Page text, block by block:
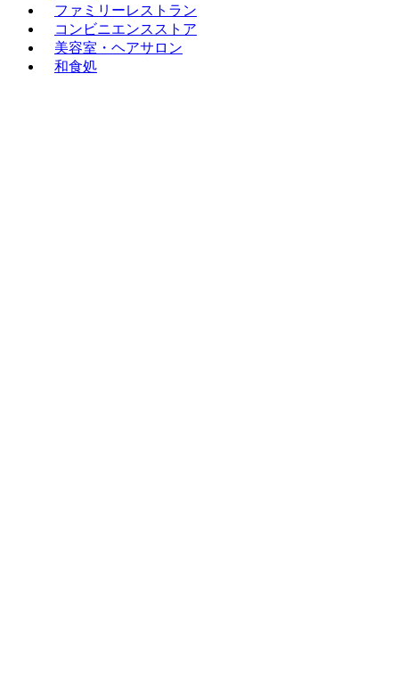
ファミリーレストラン
コンビニエンスストア
美容室・ヘアサロン
和食処